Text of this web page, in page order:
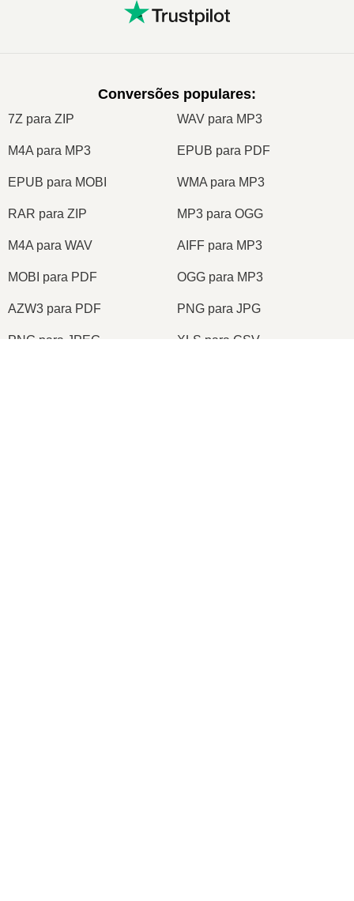
Conversões populares:
7Z para ZIP WAV para MP3
M4A para MP3 EPUB para PDF
EPUB para MOBI WMA para MP3
RAR para ZIP MP3 para OGG
M4A para WAV AIFF para MP3
MOBI para PDF OGG para MP3
AZW3 para PDF PNG para JPG
PNG para JPEG XLS para CSV